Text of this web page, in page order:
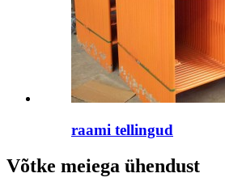
raami tellingud
Võtke meiega ühendust